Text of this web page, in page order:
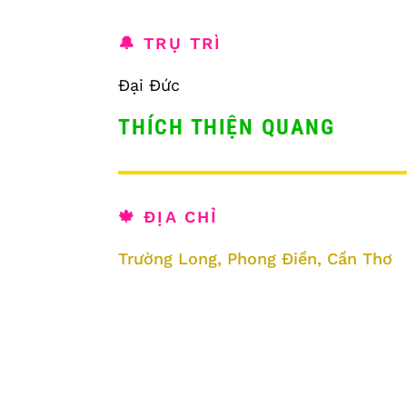
🔔 TRỤ TRÌ
Đại Đức
THÍCH THIỆN QUANG
🍁 ĐỊA CHỈ
Trường Long, Phong Điền, Cần Thơ